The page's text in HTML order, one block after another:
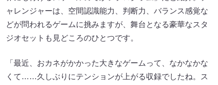
ャレンジャーは、空間認識能力、判断力、バランス感覚な
どが問われるゲームに挑みますが、舞台となる豪華なスタ
ジオセットも見どころのひとつです。
「最近、おカネがかかった大きなゲームって、なかなかな
くて……久しぶりにテンションが上がる収録でしたね。ス